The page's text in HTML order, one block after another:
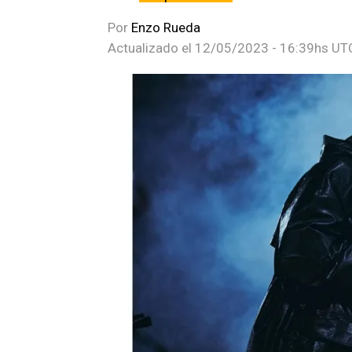
Por Enzo Rueda
Actualizado el 12/05/2023 - 16:39hs